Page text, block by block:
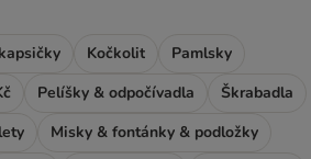
Kočkolit
Pamlsky
Pelíšky & odpočívadla
Škrabadla
Misky & fontánky & podložky